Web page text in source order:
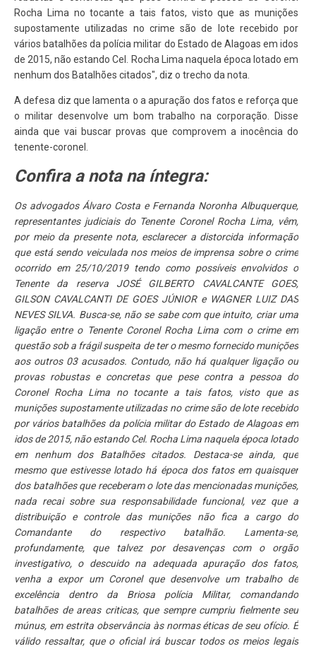
Rocha Lima no tocante a tais fatos, visto que as munições
supostamente utilizadas no crime são de lote recebido por
vários batalhões da polícia militar do Estado de Alagoas em idos
de 2015, não estando Cel. Rocha Lima naquela época lotado em
nenhum dos Batalhões citados", diz o trecho da nota.
A defesa diz que lamenta o a apuração dos fatos e reforça que
o militar desenvolve um bom trabalho na corporação. Disse
ainda que vai buscar provas que comprovem a inocência do
tenente-coronel.
Confira a nota na íntegra:
Os advogados Álvaro Costa e Fernanda Noronha Albuquerque,
representantes judiciais do Tenente Coronel Rocha Lima, vêm,
por meio da presente nota, esclarecer a distorcida informação
que está sendo veiculada nos meios de imprensa sobre o crime
ocorrido em 25/10/2019 tendo como possíveis envolvidos o
Tenente da reserva JOSÉ GILBERTO CAVALCANTE GOES,
GILSON CAVALCANTI DE GOES JÚNIOR e WAGNER LUIZ DAS
NEVES SILVA. Busca-se, não se sabe com que intuito, criar uma
ligação entre o Tenente Coronel Rocha Lima com o crime em
questão sob a frágil suspeita de ter o mesmo fornecido munições
aos outros 03 acusados. Contudo, não há qualquer ligação ou
provas robustas e concretas que pese contra a pessoa do
Coronel Rocha Lima no tocante a tais fatos, visto que as
munições supostamente utilizadas no crime são de lote recebido
por vários batalhões da polícia militar do Estado de Alagoas em
idos de 2015, não estando Cel. Rocha Lima naquela época lotado
em nenhum dos Batalhões citados. Destaca-se ainda, que
mesmo que estivesse lotado há época dos fatos em quaisquer
dos batalhões que receberam o lote das mencionadas munições,
nada recai sobre sua responsabilidade funcional, vez que a
distribuição e controle das munições não fica a cargo do
Comandante do respectivo batalhão. Lamenta-se,
profundamente, que talvez por desavenças com o orgão
investigativo, o descuido na adequada apuração dos fatos,
venha a expor um Coronel que desenvolve um trabalho de
excelência dentro da Briosa polícia Militar, comandando
batalhões de areas criticas, que sempre cumpriu fielmente seu
múnus, em estrita observância às normas éticas de seu ofício. É
válido ressaltar, que o oficial irá buscar todos os meios legais